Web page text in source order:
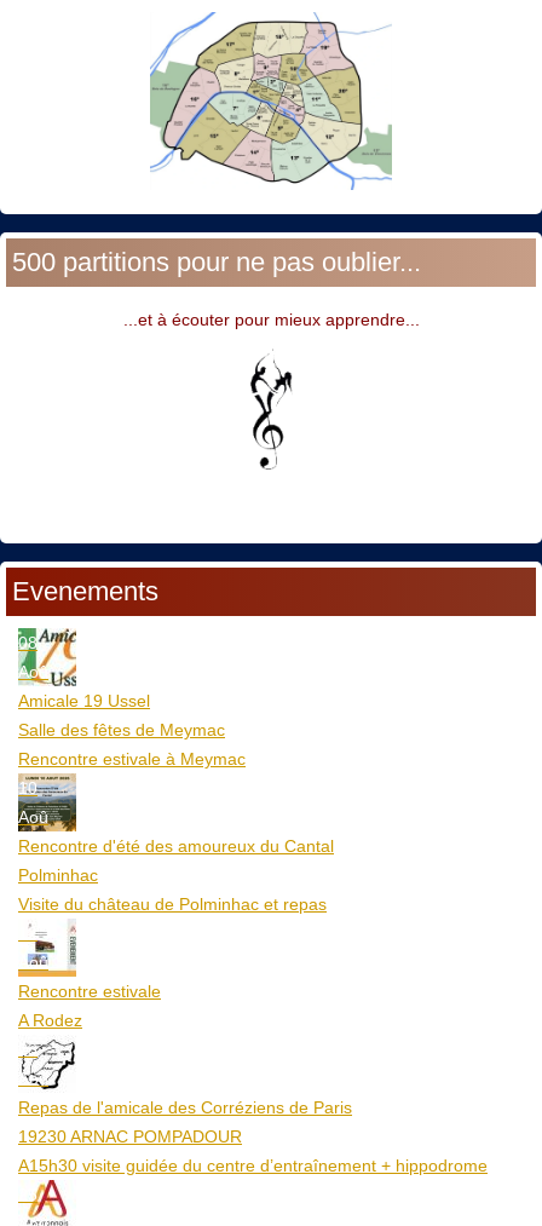
500 partitions pour ne pas oublier...
...et à écouter pour mieux apprendre...
Evenements
08
Aoû
Amicale 19 Ussel
Salle des fêtes de Meymac
Rencontre estivale à Meymac
10
Aoû
Rencontre d'été des amoureux du Cantal
Polminhac
Visite du château de Polminhac et repas
12
Aoû
Rencontre estivale
A Rodez
23
Aoû
Repas de l'amicale des Corréziens de Paris
19230 ARNAC POMPADOUR
A15h30 visite guidée du centre d’entraînement + hippodrome
25